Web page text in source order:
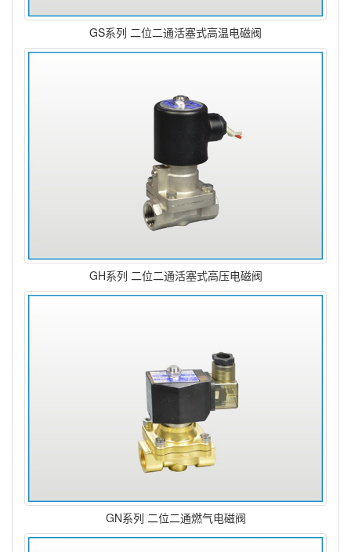
GS系列 二位二通活塞式高温电磁阀
GH系列 二位二通活塞式高压电磁阀
GN系列 二位二通燃气电磁阀